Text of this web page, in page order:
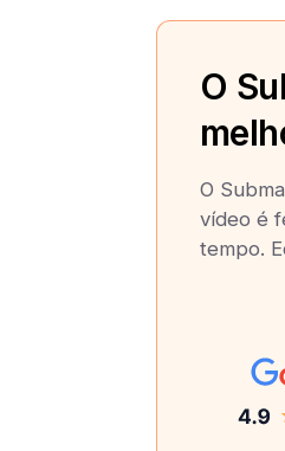
O
O
vídeo é
tempo.